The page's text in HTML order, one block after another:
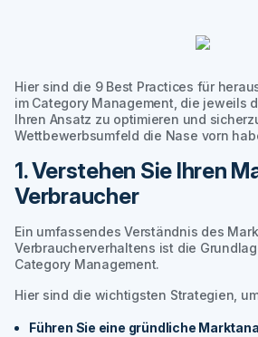
Hier sind die 9 Best Practices für
im Category Management, die jeweils
Ihren Ansatz zu optimieren und
Wettbewerbsumfeld die Nase vorn
1. Verstehen Sie Ihren
Verbraucher
Ein umfassendes Verständnis des
Verbraucherverhaltens ist die
Category Management.
Hier sind die wichtigsten Strategien,
Führen Sie eine gründliche